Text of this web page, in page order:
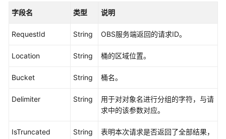
段
任
字段名 类型 说明
RequestId String OBS服务端返回的请求ID。
Location String 桶的区域位置。
Bucket String 桶名。
Delimiter String
用于对对象名进行分组的字符，与请
求中的该参数对应。
IsTruncated String
表明本次请求是否返回了全部结果，